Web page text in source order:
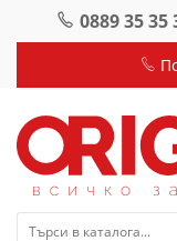
0889 35 35